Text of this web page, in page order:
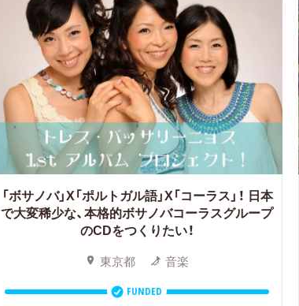
「ボサノバ」X「ポルトガル語」X「コーラス」！ 日本
で大変稀少な、本格的ボサノバコーラスグループ
のCDをつくりたい！
東京都 音楽
FUNDED